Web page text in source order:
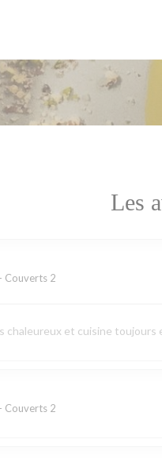
de cookies
Les
Couverts 2
chaleureux et cuisine toujours
Couverts 2